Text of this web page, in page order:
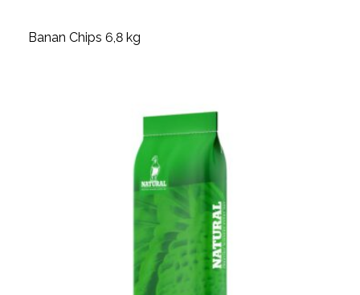
Banan Chips 6,8 kg